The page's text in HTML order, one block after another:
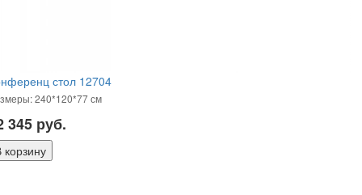
стол 12704
240*120*77 см
345 руб.